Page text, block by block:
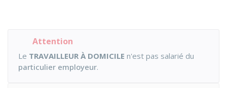
Attention
Le TRAVAILLEUR À DOMICILE n'est pas salarié du
particulier employeur.